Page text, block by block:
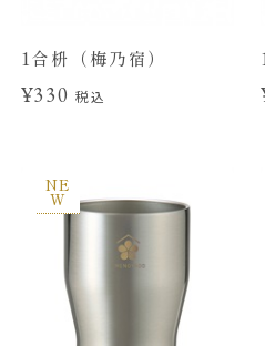
1合枡（梅乃宿）
¥330税込
NE
W